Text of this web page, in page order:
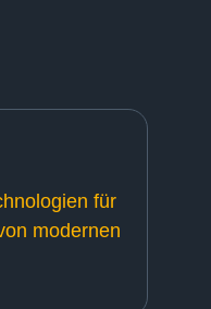
für
modernen